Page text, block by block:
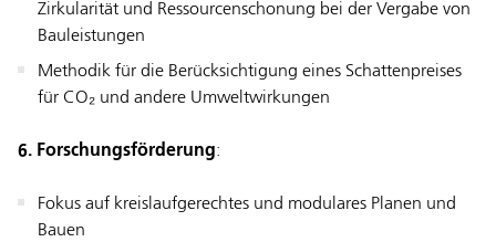
Zirkularität und Ressourcenschonung bei der Vergabe von
Bauleistungen
Methodik für die Berücksichtigung eines Schattenpreises
für CO₂ und andere Umweltwirkungen
6. Forschungsförderung:
Fokus auf kreislaufgerechtes und modulares Planen und
Bauen